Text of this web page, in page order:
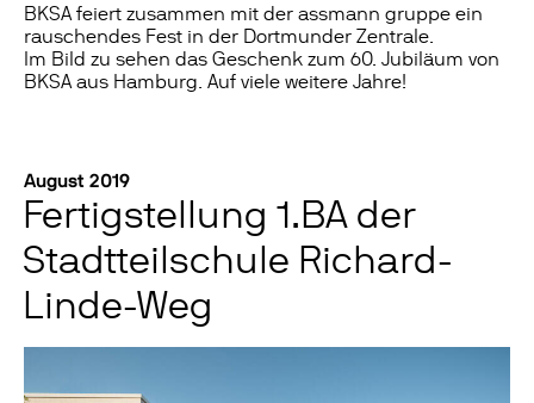
BKSA feiert zusammen mit der assmann gruppe ein
rauschendes Fest in der Dortmunder Zentrale.
Im Bild zu sehen das Geschenk zum 60. Jubiläum von
BKSA aus Hamburg. Auf viele weitere Jahre!
August 2019
Fertigstellung 1.BA der
Stadtteilschule Richard-
Linde-Weg